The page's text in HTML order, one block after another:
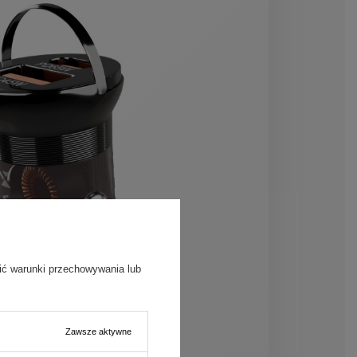
warunki przechowywania lub
Zawsze aktywne